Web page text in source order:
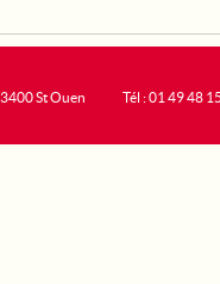
St Ouen
Tél : 01 49 48